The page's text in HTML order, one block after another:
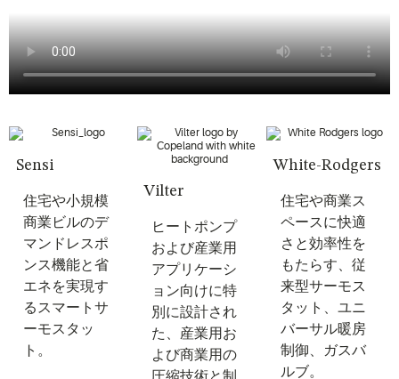
Sensi
住宅や小規模
商業ビルのデ
マンドレスポ
ンス機能と省
エネを実現す
るスマートサ
ーモスタッ
ト。
Vilter
ヒートポンプ
および産業用
アプリケーシ
ョン向けに特
別に設計され
た、産業用お
よび商業用の
White-Rodgers
住宅や商業ス
ペースに快適
さと効率性を
もたらす、従
来型サーモス
タット、ユニ
バーサル暖房
制御、ガスバ
ルブ。